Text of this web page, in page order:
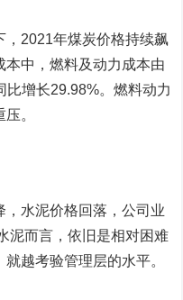
2021年煤炭价格持续飙
本中，燃料及动力成本由
比增长29.98%。燃料动力
。
水泥价格回落，公司业
泥而言，依旧是相对困难
越考验管理层的水平。